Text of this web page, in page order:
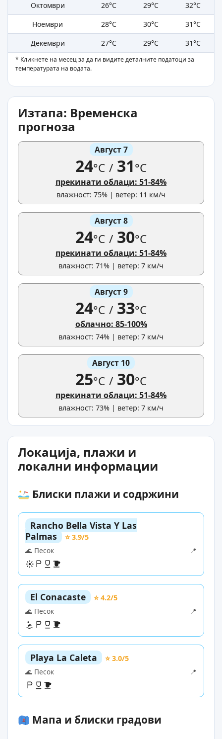
Октомври
26°C 29°C
32°C
Ноември
28°C 30°C
31°C
Декември
27°C 29°C 31°C
* Кликнете на месец за да ги видите деталните податоци за
температурата на водата.
Изтапа: Временска
прогноза
Август 7
24°C / 31°C
прекинати облаци: 51-84%
влажност: 75% | ветер: 11 км/ч
Август 8
24°C / 30°C
прекинати облаци: 51-84%
влажност: 71% | ветер: 7 км/ч
Август 9
24°C / 33°C
облачно: 85-100%
влажност: 74% | ветер: 7 км/ч
Август 10
25°C / 30°C
прекинати облаци: 51-84%
влажност: 73% | ветер: 7 км/ч
Локација, плажи и
локални информации
Блиски плажи и содржини
Rancho Bella Vista Y Las
Palmas
⭐ 3.9/5
🌊 Песок
📍
El Conacaste
⭐ 4.2/5
🌊 Песок
📍
Playa La Caleta
⭐ 3.0/5
🌊 Песок
📍
Мапа и блиски градови